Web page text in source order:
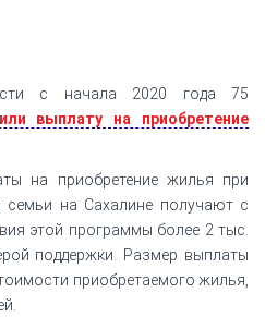
с начала 2020 года 75
выплату на приобретение
на приобретение жилья при
семьи на Сахалине получают с
этой программы более 2 тыс.
поддержки. Размер выплаты
приобретаемого жилья,